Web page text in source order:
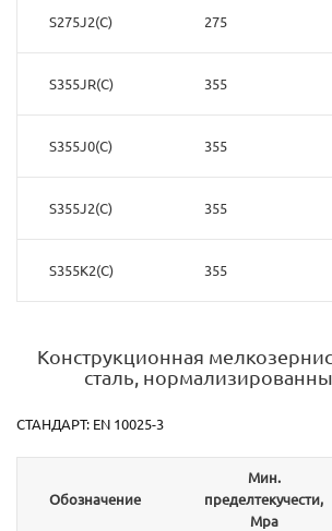
S275J2(C) 275
S355JR(C) 355
S355J0(C) 355
S355J2(C) 355
S355K2(C) 355
Конструкционная
сталь,
СТАНДАРТ: EN 10025-3
Обозначение
Мин.
пределтекучести,
Mpa